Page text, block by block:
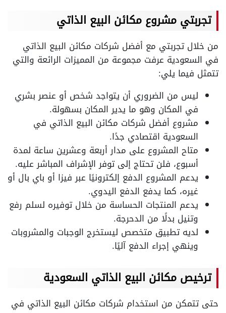
تجربتي مشروع مكائن البيع الذاتي
من خلال تجربتي مع أفضل شركات مكائن البيع الذاتي
في السعودية عرفت مجموعة من المميزات الرائعة والتي
تتمثل فيما يلي:
ليس من الضروري أن يتواجد شخص أو عنصر بشري
في المكان وهو ما يدير المكان بسهولة.
مشروع أفضل شركات مكائن البيع الذاتي في
السعودية اقتصادي جدًا.
متاح المشروع على مدار أربعة وعشرين ساعة لمدة
أسبوع، فلن تحتاج إلى توفر الإشراف المباشر عليه.
يدعم المشروع الدفع إلكترونيًا عبر فيزا أو باي بال أو
غيره، كما يدفع الدفع اليدوي.
يدعم المنتجات الحساسة من خلال توفيره لسلم رفع
وتنيل بدلًا من الدحرجة.
لديه تطبيق متخصص ليستخرج الوجبات والمشروبات
وينهي إجراء الدفع آليًا.
ترخيص مكائن البيع الذاتي السعودية
حتى تتمكن من استخدام شركات مكائن البيع الذاتي في